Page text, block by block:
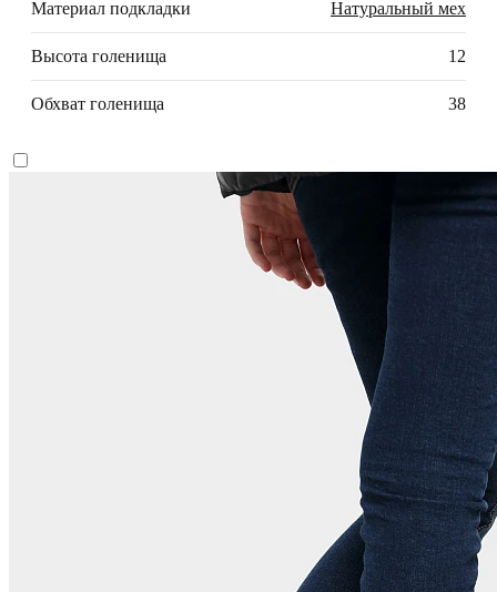
Материал подкладки Натуральный мех
Высота голенища 12
Обхват голенища 38